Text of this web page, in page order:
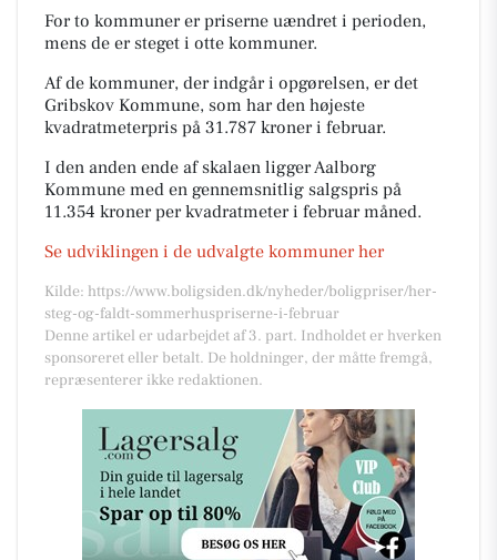
For to kommuner er priserne uændret i perioden,
mens de er steget i otte kommuner.
Af de kommuner, der indgår i opgørelsen, er det
Gribskov Kommune, som har den højeste
kvadratmeterpris på 31.787 kroner i februar.
I den anden ende af skalaen ligger Aalborg
Kommune med en gennemsnitlig salgspris på
11.354 kroner per kvadratmeter i februar måned.
Se udviklingen i de udvalgte kommuner her
Kilde: https://www.boligsiden.dk/nyheder/boligpriser/her-
steg-og-faldt-sommerhuspriserne-i-februar
Denne artikel er udarbejdet af 3. part. Indholdet er hverken
sponsoreret eller betalt. De holdninger, der måtte fremgå,
repræsenterer ikke redaktionen.